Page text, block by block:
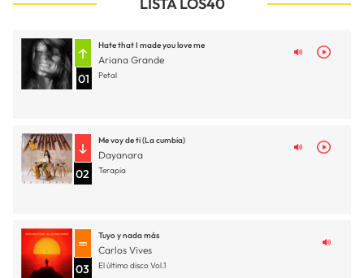
LISTA LOS40
01
Hate that I made you love me
Ariana Grande
Petal
02
Me voy de ti (La cumbia)
Dayanara
Terapia
03
Tuyo y nada más
Carlos Vives
El último disco Vol.1